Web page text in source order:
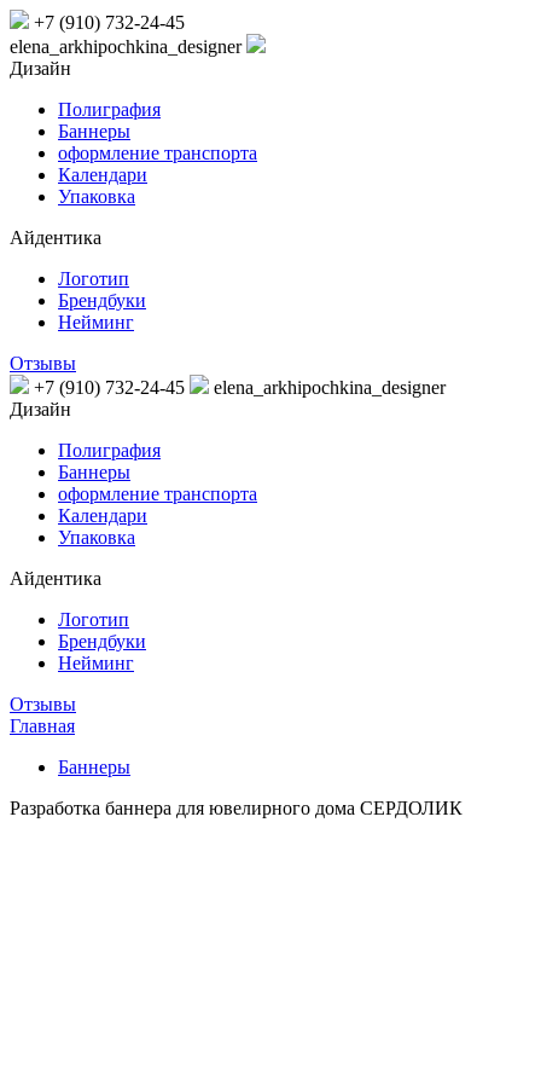
+7 (910) 732-24-45
elena_arkhipochkina_designer
Дизайн
Полиграфия
Баннеры
оформление транспорта
Календари
Упаковка
Айдентика
Логотип
Брендбуки
Нейминг
Отзывы
+7 (910) 732-24-45
elena_arkhipochkina_designer
Дизайн
Полиграфия
Баннеры
оформление транспорта
Календари
Упаковка
Айдентика
Логотип
Брендбуки
Нейминг
Отзывы
Главная
Баннеры
Разработка баннера для ювелирного дома СЕРДОЛИК